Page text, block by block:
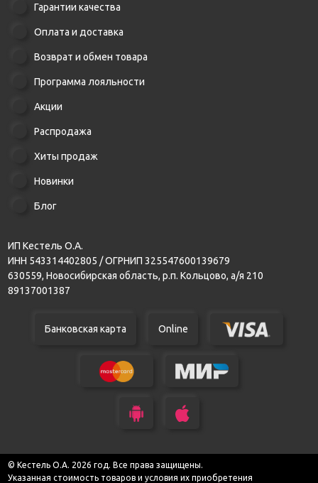
Гарантии качества
Оплата и доставка
Возврат и обмен товара
Программа лояльности
Акции
Распродажа
Хиты продаж
Новинки
Блог
ИП Кестель О.А.
ИНН 543314402805 / ОГРНИП 325547600139679
630559, Новосибирская область, р.п. Кольцово, а/я 210
89137001387
Банковская карта Online
© Кестель О.А. 2026 год. Все права защищены.
Указанная стоимость товаров и условия их приобретения